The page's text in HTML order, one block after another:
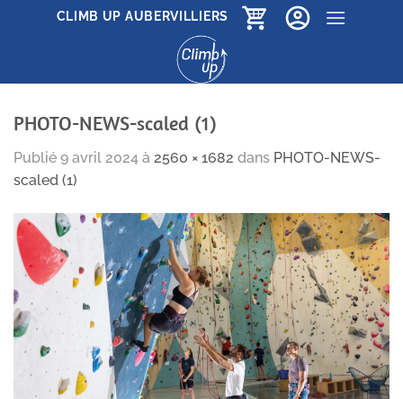
CLIMB UP AUBERVILLIERS
PHOTO-NEWS-scaled (1)
Publié 9 avril 2024 à 2560 × 1682 dans PHOTO-NEWS-
scaled (1)